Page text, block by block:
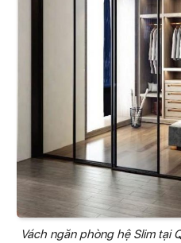
Vách ngăn phòng hệ Slim tại